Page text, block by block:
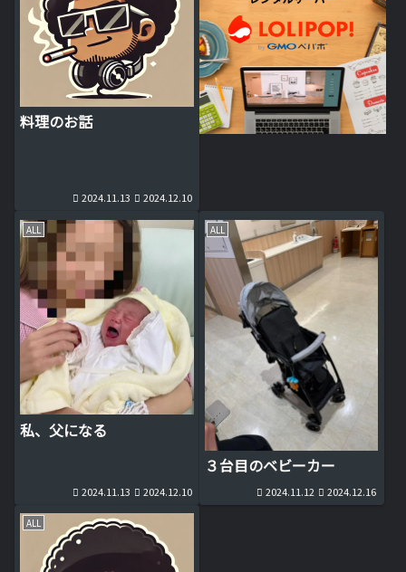
料理のお話
2024.11.13 2024.12.10
ALL
私、父になる
2024.11.13 2024.12.10
ALL
３台目のベビーカー
2024.11.12 2024.12.16
ALL